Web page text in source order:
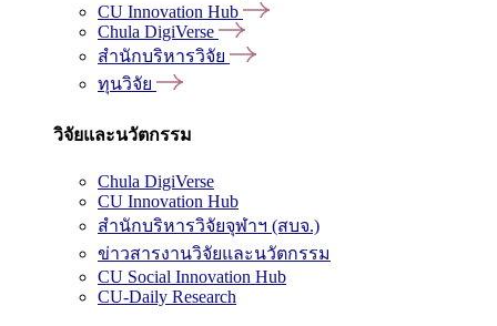
CU Innovation Hub
Chula DigiVerse
สำนักบริหารวิจัย
ทุนวิจัย
วิจัยและนวัตกรรม
Chula DigiVerse
CU Innovation Hub
สำนักบริหารวิจัยจุฬาฯ (สบจ.)
ข่าวสารงานวิจัยและนวัตกรรม
CU Social Innovation Hub
CU-Daily Research